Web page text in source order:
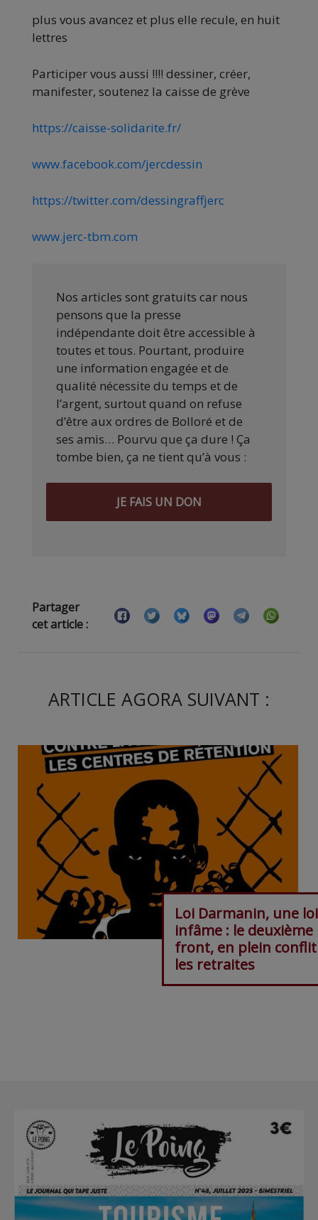
plus vous avancez et plus elle recule, en huit
lettres
Participer vous aussi !!!! dessiner, créer,
manifester, soutenez la caisse de grève
https://caisse-solidarite.fr/
www.facebook.com/jercdessin
https://twitter.com/dessingraffjerc
www.jerc-tbm.com
Nos articles sont gratuits car nous
pensons que la presse
indépendante doit être accessible à
toutes et tous. Pourtant, produire
une information engagée et de
qualité nécessite du temps et de
l’argent, surtout quand on refuse
d’être aux ordres de Bolloré et de
ses amis… Pourvu que ça dure ! Ça
tombe bien, ça ne tient qu’à vous :
JE FAIS UN DON
Partager
cet article :
ARTICLE AGORA SUIVANT :
Loi Darmanin, une loi
infâme : le deuxième
front, en plein
les retraites